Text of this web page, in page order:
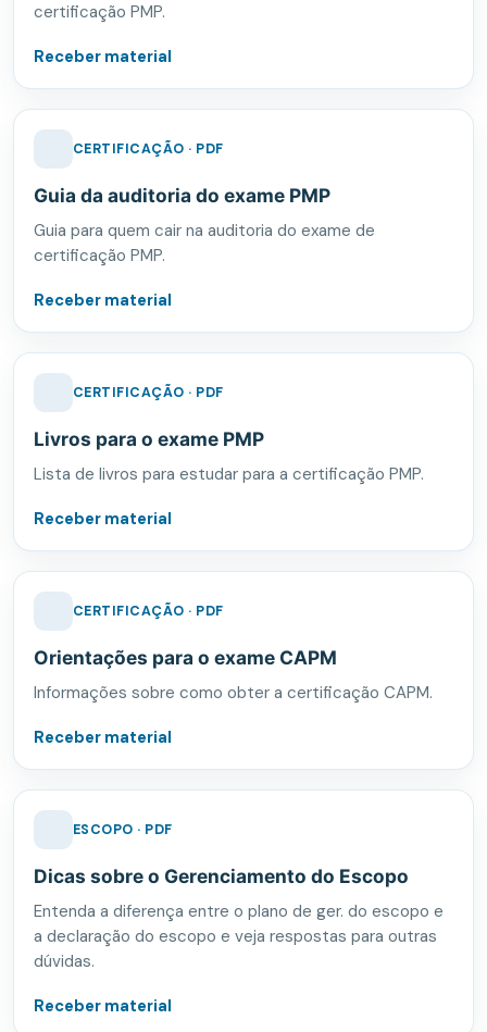
certificação PMP.
Receber material
CERTIFICAÇÃO · PDF
Guia da auditoria do exame PMP
Guia para quem cair na auditoria do exame de
certificação PMP.
Receber material
CERTIFICAÇÃO · PDF
Livros para o exame PMP
Lista de livros para estudar para a certificação PMP.
Receber material
CERTIFICAÇÃO · PDF
Orientações para o exame CAPM
Informações sobre como obter a certificação CAPM.
Receber material
ESCOPO · PDF
Dicas sobre o Gerenciamento do Escopo
Entenda a diferença entre o plano de ger. do escopo e
a declaração do escopo e veja respostas para outras
dúvidas.
Receber material